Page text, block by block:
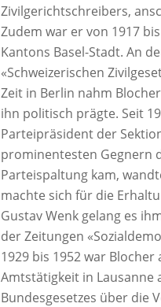
Zivilgerichtschreibers,
Zudem war er von 1917
Kantons Basel-Stadt. An
«Schweizerischen
Zeit in Berlin nahm
ihn politisch prägte. Seit
Parteipräsident der
prominentesten Gegnern
Parteispaltung kam,
machte sich für die
Gustav Wenk gelang es
der Zeitungen
1929 bis 1952 war
Amtstätigkeit in Lausanne
Bundesgesetzes über die